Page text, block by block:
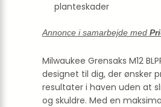
planteskader
Annonce i samarbejde med
Milwaukee Grensaks M12
designet til dig, der ønsker
resultater i haven uden at
og skuldre. Med en